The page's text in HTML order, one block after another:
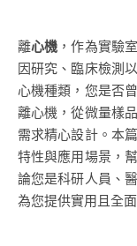
離心機 ，作為實驗
因研究、臨床檢測
心機種類，您是否
離心機，從微量樣
需求精心設計。本
特性與應用場景，
論您是科研人員、
為您提供實用且全